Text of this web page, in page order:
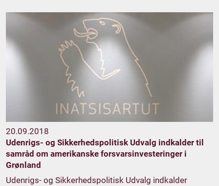
20.09.2018
Udenrigs- og Sikkerhedspolitisk Udvalg indkalder til
samråd om amerikanske forsvarsinvesteringer i
Grønland
Udenrigs- og Sikkerhedspolitisk Udvalg indkalder